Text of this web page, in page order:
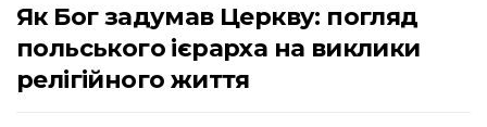
Як Бог задумав Церкву: погляд
польського ієрарха на виклики
релігійного життя